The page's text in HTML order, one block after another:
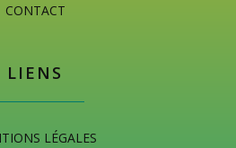
CONTACT
LIENS
LÉGALES